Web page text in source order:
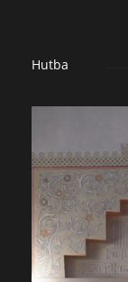
Hutba